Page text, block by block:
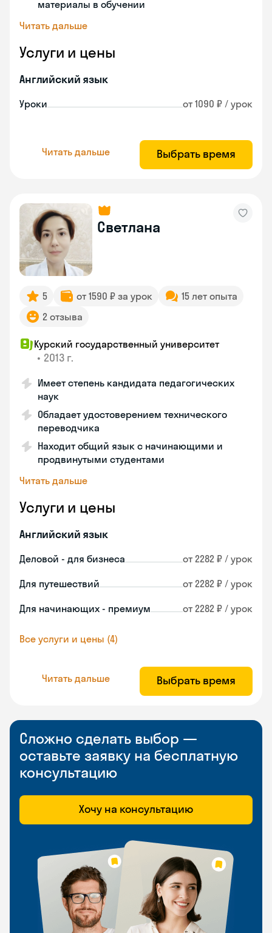
материалы в обучении
Читать дальше
Услуги и цены
Английский язык
Уроки от 1090 ₽ / урок
Читать дальше Выбрать время
Светлана
5 от 1590 ₽ за урок
15 лет опыта
2 отзыва
Курский государственный университет
• 2013 г.
Имеет степень кандидата педагогических
наук
Обладает удостоверением технического
переводчика
Находит общий язык с начинающими и
продвинутыми студентами
Читать дальше
Услуги и цены
Английский язык
Деловой - для бизнеса от 2282 ₽ / урок
Для путешествий от 2282 ₽ / урок
Для начинающих - премиум от 2282 ₽ / урок
Все услуги и цены (4)
Читать дальше Выбрать время
Сложно сделать выбор —
оставьте заявку на бесплатную
консультацию
Хочу на консультацию